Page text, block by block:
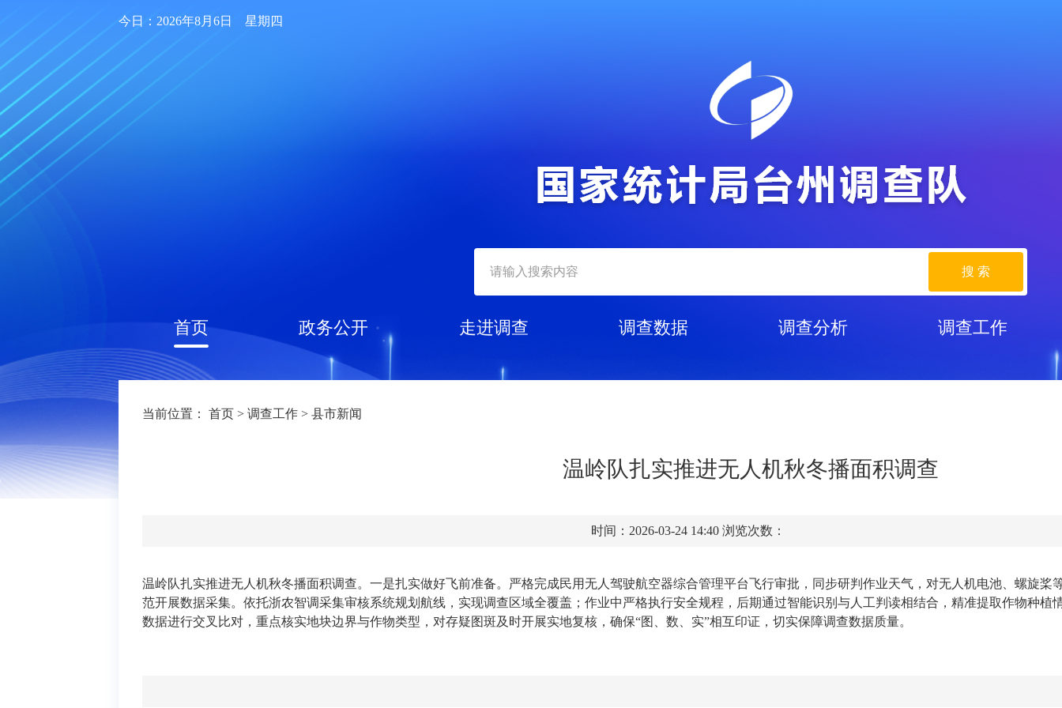
今日：2026年8月6日 星期四
搜 索
首页 政务公开 走进调查 调查数据 调查分析 调查工作
当前位置： 首页 > 调查工作 > 县市新闻
温岭队扎实推进无人机秋冬播面积调查
时间：2026-03-24 14:40 浏览次数：
温岭队扎实推进无人机秋冬播面积调查。一是扎实做好飞前准备。 严格完成民用无人驾驶航空器综合管理平台飞行审批，同步研判作业天气 ，对无人机电池、螺旋桨
范开展数据采集。依托浙农智调采集审核系统规划航线，实现调查区域全覆盖；作业中严格执行安全规程，后期通过智能识别与人工判读相结合，精准提取作物种
数据进行交叉比对，重点核实地块边界与作物类型，对存疑图斑及时开展实地复核，确保“图、数、实”相互印证，切实保障调查数据质量。